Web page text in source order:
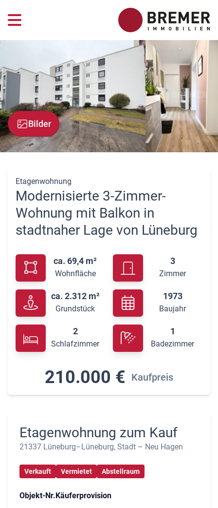
Bilder
Etagenwohnung
Modernisierte 3-Zimmer-
Wohnung mit Balkon in
stadtnaher Lage von Lüneburg
ca. 69,4 m²
Wohnfläche
3
Zimmer
ca. 2.312 m²
Grundstück
1973
Baujahr
2
Schlafzimmer
1
Badezimmer
210.000 € Kaufpreis
Etagenwohnung zum Kauf
21337 Lüneburg–Lüneburg, Stadt – Neu Hagen
Verkauft Vermietet Abstellraum
Objekt-Nr.Käuferprovision